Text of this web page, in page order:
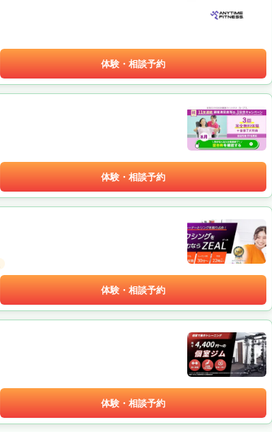
体験・相談予約
体験・相談予約
体験・相談予約
体験・相談予約